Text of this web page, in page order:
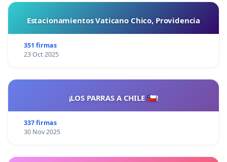
Estacionamientos Vaticano Chico, Providencia
351 firmas
23 Oct 2025
¡LOS PARRAS A CHILE 🇨🇱!
337 firmas
30 Nov 2025